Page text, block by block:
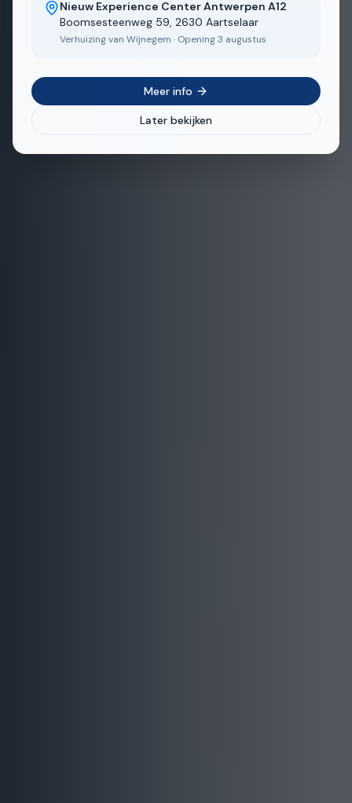
Nieuw Experience Center Antwerpen A12
Boomsesteenweg 59, 2630 Aartselaar
Verhuizing van Wijnegem · Opening 3 augustus
Meer info
Later bekijken
Bekijk realisaties